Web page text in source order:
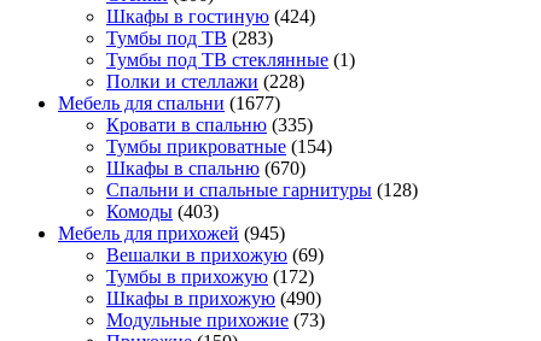
Шкафы в гостиную (424)
Тумбы под ТВ (283)
Тумбы под ТВ стеклянные (1)
Полки и стеллажи (228)
Мебель для спальни (1677)
Кровати в спальню (335)
Тумбы прикроватные (154)
Шкафы в спальню (670)
Спальни и спальные гарнитуры (128)
Комоды (403)
Мебель для прихожей (945)
Вешалки в прихожую (69)
Тумбы в прихожую (172)
Шкафы в прихожую (490)
Модульные прихожие (73)